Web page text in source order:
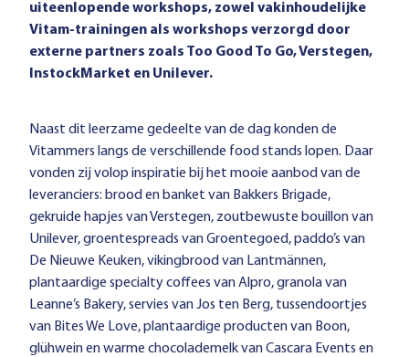
uiteenlopende workshops, zowel vakinhoudelijke
Vitam-trainingen als workshops verzorgd door
externe partners zoals Too Good To Go, Verstegen,
InstockMarket en Unilever.
Naast dit leerzame gedeelte van de dag konden de
Vitammers langs de verschillende food stands lopen. Daar
vonden zij volop inspiratie bij het mooie aanbod van de
leveranciers: brood en banket van Bakkers Brigade,
gekruide hapjes van Verstegen, zoutbewuste bouillon van
Unilever, groentespreads van Groentegoed, paddo’s van
De Nieuwe Keuken, vikingbrood van Lantmännen,
plantaardige specialty coffees van Alpro, granola van
Leanne’s Bakery, servies van Jos ten Berg, tussendoortjes
van Bites We Love, plantaardige producten van Boon,
glühwein en warme chocolademelk van Cascara Events en